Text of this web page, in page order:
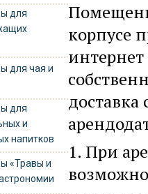
для
для чая и
для
и
напитков
«Травы и
корпусе
интернет
1. При